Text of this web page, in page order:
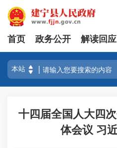
首页 政务公开 解读回应
十四届全国人大四
体会议 习